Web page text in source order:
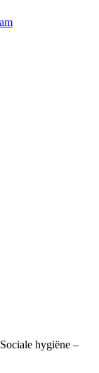
hygiëne –